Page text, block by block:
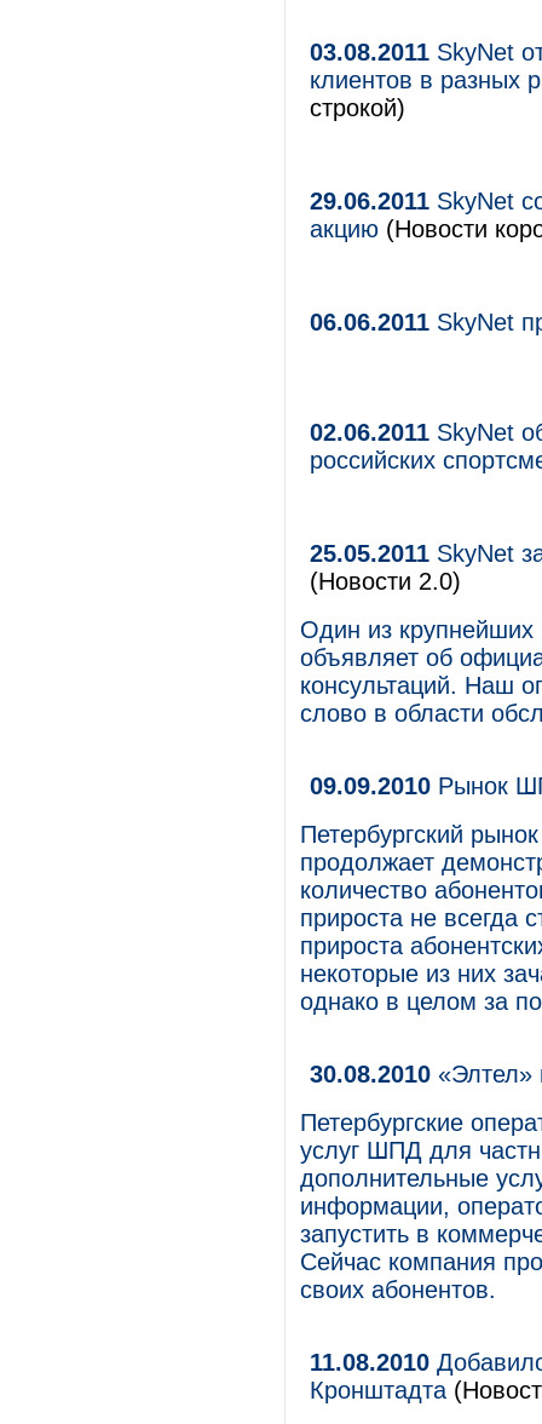
03.08.2011 SkyNet
клиентов в разных
строкой)
29.06.2011 SkyNet
акцию (Новости
06.06.2011 SkyNet
02.06.2011 SkyNet
российских
25.05.2011 SkyNet
(Новости 2.0)
Один из крупнейших
объявляет об
консультаций. Наш
слово в области
09.09.2010 Рынок
Петербургский
продолжает
количество
прироста не всегда
прироста
некоторые из них
однако в целом за
30.08.2010 «Элтел»
Петербургские
услуг ШПД для
дополнительные
информации,
запустить в
Сейчас компания
своих абонентов.
11.08.2010
Кронштадта